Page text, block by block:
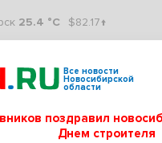
25.4 °C $82.17↑
Все новости
Новосибирской
области
поздравил
Днем строителя